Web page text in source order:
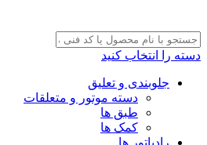
دسته را انتخاب کنید
جلوبندی و تعلیق
دسته موتور و متعلقات
طبق ها
کمک ها
رادیاتور ها